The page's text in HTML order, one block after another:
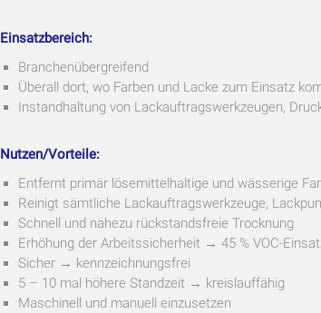
Einsatzbereich:
Branchenübergreifend
Überall dort, wo Farben und Lacke zum Einsatz
Instandhaltung von Lackauftragswerkzeugen,
Nutzen/Vorteile:
Entfernt primär lösemittelhaltige und wässerige
Reinigt sämtliche Lackauftragswerkzeuge,
Schnell und nahezu rückstandsfreie Trocknung
Erhöhung der Arbeitssicherheit → 45 % VOC-
Sicher → kennzeichnungsfrei
5 – 10 mal höhere Standzeit → kreislauffähig
Maschinell und manuell einzusetzen